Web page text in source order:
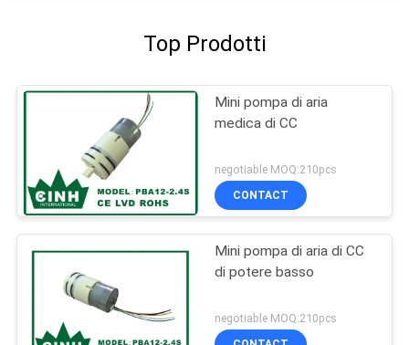
Top Prodotti
Mini pompa di aria
medica di CC
negotiable MOQ:210pcs
CONTACT
Mini pompa di aria di CC
di potere basso
negotiable MOQ:210pcs